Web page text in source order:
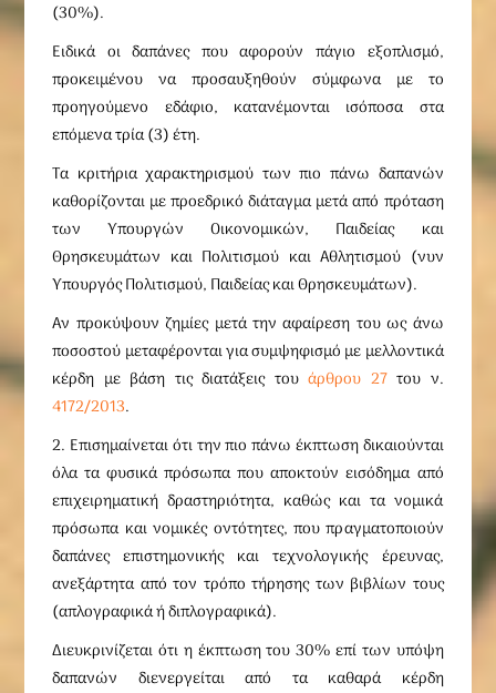
(30%).
Ειδικά οι δαπάνες που αφορούν πάγιο εξοπλισμό,
προκειμένου να προσαυξηθούν σύμφωνα με το
προηγούμενο εδάφιο, κατανέμονται ισόποσα στα
επόμενα τρία (3) έτη.
Τα κριτήρια χαρακτηρισμού των πιο πάνω δαπανών
καθορίζονται με προεδρικό διάταγμα μετά από πρόταση
των Υπουργών Οικονομικών, Παιδείας και
Θρησκευμάτων και Πολιτισμού και Αθλητισμού (νυν
Υπουργός Πολιτισμού, Παιδείας και Θρησκευμάτων).
Αν προκύψουν ζημίες μετά την αφαίρεση του ως άνω
ποσοστού μεταφέρονται για συμψηφισμό με μελλοντικά
κέρδη με βάση τις διατάξεις τουάρθρου 27του ν.
4172/2013.
2. Επισημαίνεται ότι την πιο πάνω έκπτωση δικαιούνται
όλα τα φυσικά πρόσωπα που αποκτούν εισόδημα από
επιχειρηματική δραστηριότητα, καθώς και τα νομικά
πρόσωπα και νομικές οντότητες, που πραγματοποιούν
δαπάνες επιστημονικής και τεχνολογικής έρευνας,
ανεξάρτητα από τον τρόπο τήρησης των βιβλίων τους
(απλογραφικά ή διπλογραφικά).
Διευκρινίζεται ότι η έκπτωση του 30% επί των υπόψη
δαπανών διενεργείται από τα καθαρά κέρδη